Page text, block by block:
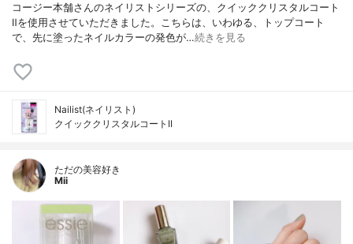
コージー本舗さんのネイリストシリーズの、クイッククリスタルコート
Ⅱを使用させていただきました。こちらは、いわゆる、トップコート
で、先に塗ったネイルカラーの発色が…続きを見る
Nailist(ネイリスト)
クイッククリスタルコートII
ただの美容好き
Mii